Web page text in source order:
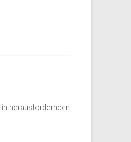
herausfordernden